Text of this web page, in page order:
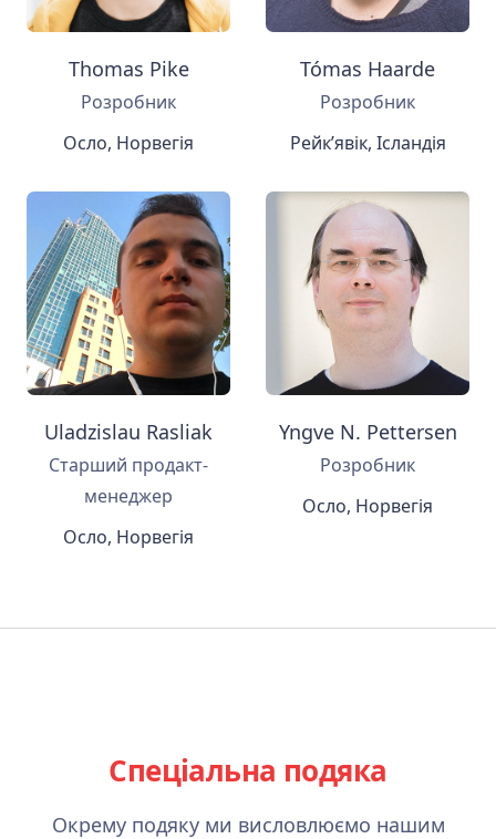
Thomas Pike
Розробник
Осло, Норвегія
Tómas Haarde
Розробник
Рейк’явік, Ісландія
Uladzislau Rasliak
Старший продакт-
менеджер
Осло, Норвегія
Yngve N. Pettersen
Розробник
Осло, Норвегія
Спеціальна подяка
Окрему подяку ми висловлюємо нашим